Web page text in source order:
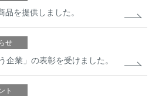
品を提供しました。
せ
企業」の表彰を受けました。
ト